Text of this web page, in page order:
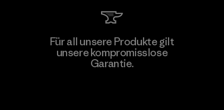
Für all unsere Produkte gilt
unsere kompromisslose
Garantie.